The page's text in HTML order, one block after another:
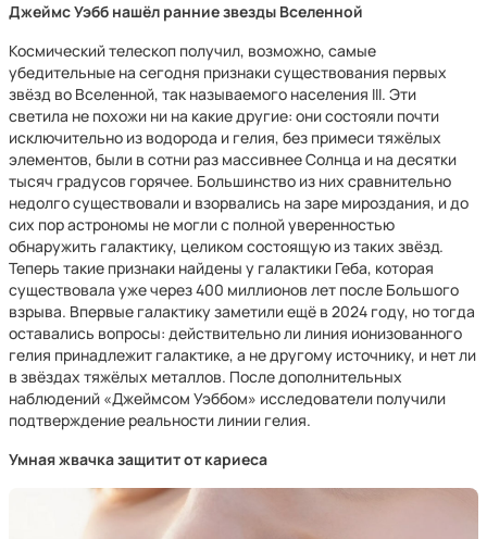
Джеймс Уэбб нашёл ранние звезды Вселенной
Космический телескоп получил, возможно, самые
убедительные на сегодня признаки существования первых
звёзд во Вселенной, так называемого населения III. Эти
светила не похожи ни на какие другие: они состояли почти
исключительно из водорода и гелия, без примеси тяжёлых
элементов, были в сотни раз массивнее Солнца и на десятки
тысяч градусов горячее. Большинство из них сравнительно
недолго существовали и взорвались на заре мироздания, и до
сих пор астрономы не могли с полной уверенностью
обнаружить галактику, целиком состоящую из таких звёзд.
Теперь такие признаки найдены у галактики Геба, которая
существовала уже через 400 миллионов лет после Большого
взрыва. Впервые галактику заметили ещё в 2024 году, но тогда
оставались вопросы: действительно ли линия ионизованного
гелия принадлежит галактике, а не другому источнику, и нет ли
в звёздах тяжёлых металлов. После дополнительных
наблюдений «Джеймсом Уэббом» исследователи получили
подтверждение реальности линии гелия.
Умная жвачка защитит от кариеса